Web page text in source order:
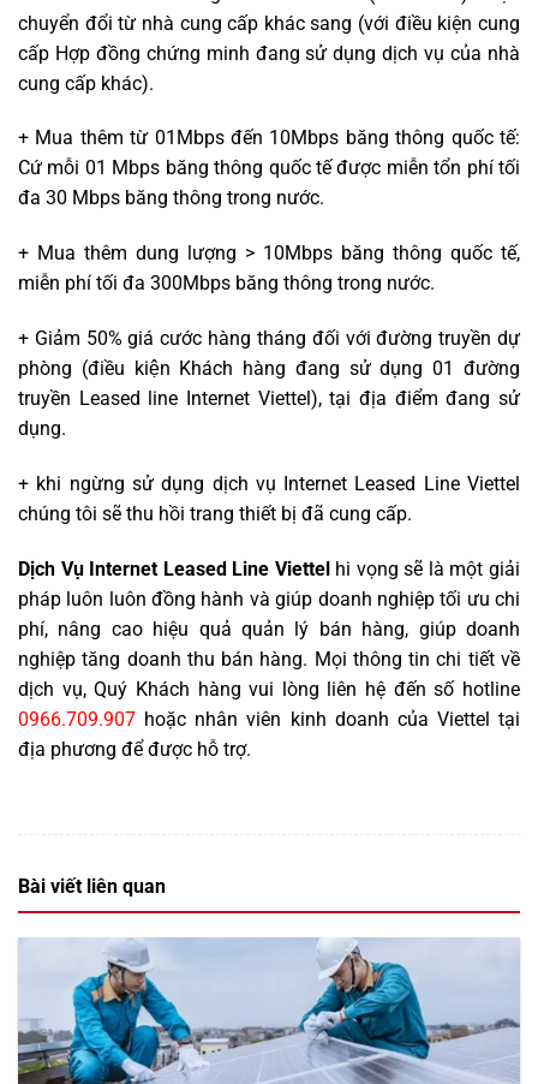
chuyển đổi từ nhà cung cấp khác sang (với điều kiện cung
cấp Hợp đồng chứng minh đang sử dụng dịch vụ của nhà
cung cấp khác).
+ Mua thêm từ 01Mbps đến 10Mbps băng thông quốc tế:
Cứ mỗi 01 Mbps băng thông quốc tế được miễn tổn phí tối
đa 30 Mbps băng thông trong nước.
+ Mua thêm dung lượng > 10Mbps băng thông quốc tế,
miễn phí tối đa 300Mbps băng thông trong nước.
+ Giảm 50% giá cước hàng tháng đối với đường truyền dự
phòng (điều kiện Khách hàng đang sử dụng 01 đường
truyền Leased line Internet Viettel), tại địa điểm đang sử
dụng.
+ khi ngừng sử dụng dịch vụ Internet Leased Line Viettel
chúng tôi sẽ thu hồi trang thiết bị đã cung cấp.
Dịch Vụ Internet Leased Line Viettelhi vọng sẽ là một giải
pháp luôn luôn đồng hành và giúp doanh nghiệp tối ưu chi
phí, nâng cao hiệu quả quản lý bán hàng, giúp doanh
nghiệp tăng doanh thu bán hàng. Mọi thông tin chi tiết về
dịch vụ, Quý Khách hàng vui lòng liên hệ đến số hotline
0966.709.907 hoặc nhân viên kinh doanh của Viettel tại
địa phương để được hỗ trợ.
Bài viết liên quan